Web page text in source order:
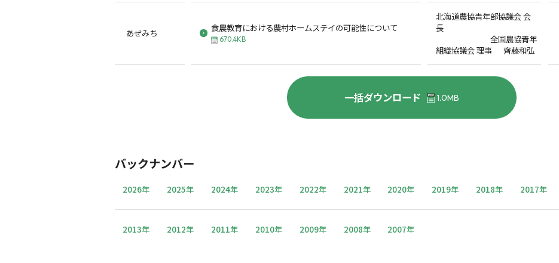
あぜみち 食農教育における農村ホームステイの可能性について
670.4KB
北海道農協青年部協議会 会
長
全国農協青年
組織協議会 理事 齊藤和弘
一括ダウンロード 1.0MB
バックナンバー
2026年 2025年 2024年 2023年 2022年 2021年 2020年 2019年 2018年 2017年
2013年 2012年 2011年 2010年 2009年 2008年 2007年